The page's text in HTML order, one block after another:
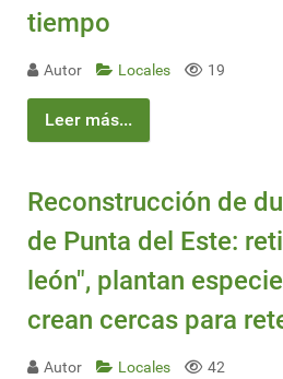
tiempo
Autor Locales 19
Leer más...
Reconstrucción de
de Punta del Este:
león", plantan
crean cercas para
Autor Locales 42